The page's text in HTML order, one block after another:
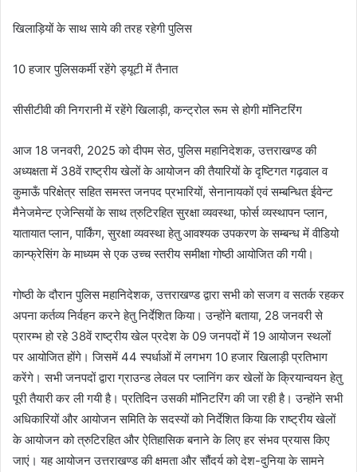
खिलाड़ियों के साथ साये की तरह रहेगी पुलिस
10 हजार पुलिसकर्मी रहेंगे ड्यूटी में तैनात
सीसीटीवी की निगरानी में रहेंगे खिलाड़ी, कन्ट्रोल रूम से होगी मॉनिटरिंग
आज 18 जनवरी, 2025 को दीपम सेठ, पुलिस महानिदेशक, उत्तराखण्ड की
अध्यक्षता में 38वें राष्ट्रीय खेलों के आयोजन की तैयारियों के दृष्टिगत गढ़वाल व
कुमाऊँ परिक्षेत्र सहित समस्त जनपद प्रभारियों, सेनानायकों एवं सम्बन्धित ईवेन्ट
मैनेजमेन्ट एजेन्सियों के साथ त्रुटिरहित सुरक्षा व्यवस्था, फोर्स व्यस्थापन प्लान,
यातायात प्लान, पार्किंग, सुरक्षा व्यवस्था हेतु आवश्यक उपकरण के सम्बन्ध में वीडियो
कान्फ्रेसिंग के माध्यम से एक उच्च स्तरीय समीक्षा गोष्ठी आयोजित की गयी।
गोष्ठी के दौरान पुलिस महानिदेशक, उत्तराखण्ड द्वारा सभी को सजग व सतर्क रहकर
अपना कर्तव्य निर्वहन करने हेतु निर्देशित किया। उन्होंने बताया, 28 जनवरी से
प्रारम्भ हो रहे 38वें राष्ट्रीय खेल प्रदेश के 09 जनपदों में 19 आयोजन स्थलों
पर आयोजित होंगे। जिसमें 44 स्पर्धाओं में लगभग 10 हजार खिलाड़ी प्रतिभाग
करेंगे। सभी जनपदों द्वारा ग्राउन्ड लेवल पर प्लानिंग कर खेलों के क्रियान्वयन हेतु
पूरी तैयारी कर ली गयी है। प्रतिदिन उसकी मॉनिटरिंग की जा रही है। उन्होंने सभी
अधिकारियों और आयोजन समिति के सदस्यों को निर्देशित किया कि राष्ट्रीय खेलों
के आयोजन को त्रुटिरहित और ऐतिहासिक बनाने के लिए हर संभव प्रयास किए
जाएं। यह आयोजन उत्तराखण्ड की क्षमता और सौंदर्य को देश-दुनिया के सामने